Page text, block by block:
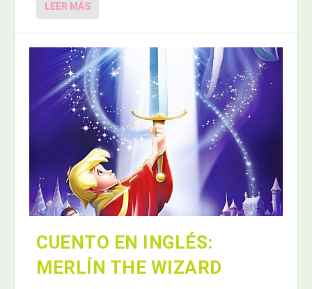
LEER MÁS
CUENTO EN INGLÉS:
MERLÍN THE WIZARD